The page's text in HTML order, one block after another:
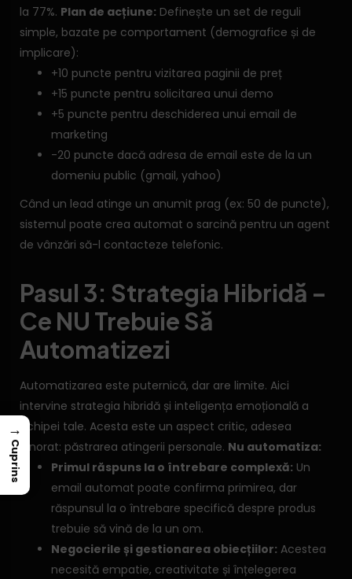
la 77%. Plan de acțiune: Definește un set de reguli
simple, bazate pe comportament (demografice și de
implicare):
+10 puncte pentru vizitarea paginii de preț
+15 puncte pentru solicitarea unui demo
+5 puncte pentru deschiderea unui email de
marketing
-20 puncte dacă adresa de email este de la un
domeniu public (gmail, yahoo)
Când un lead atinge un anumit prag (ex: 50 de puncte),
sistemul poate crea automat o sarcină pentru un agent
de vânzări să-l contacteze telefonic.
Pasul 3: Strategia Hibridă –
Ce NU Trebuie Să
Automatizezi
Automatizarea este puternică, dar are limite. Aici
intervine strategia hibridă și inteligența emoțională a
echipei tale. Acesta este un aspect critic, adesea
ignorat: păstrarea atingerii personale. Nu automatiza:
Primul răspuns la o întrebare complexă: Un
email automat poate confirma primirea, dar
răspunsul la o întrebare specifică despre produs
trebuie să vină de la un om.
Negocierile și gestionarea obiecțiilor: Acestea
necesită empatie, creativitate și înțelegerea
→
Cuprins